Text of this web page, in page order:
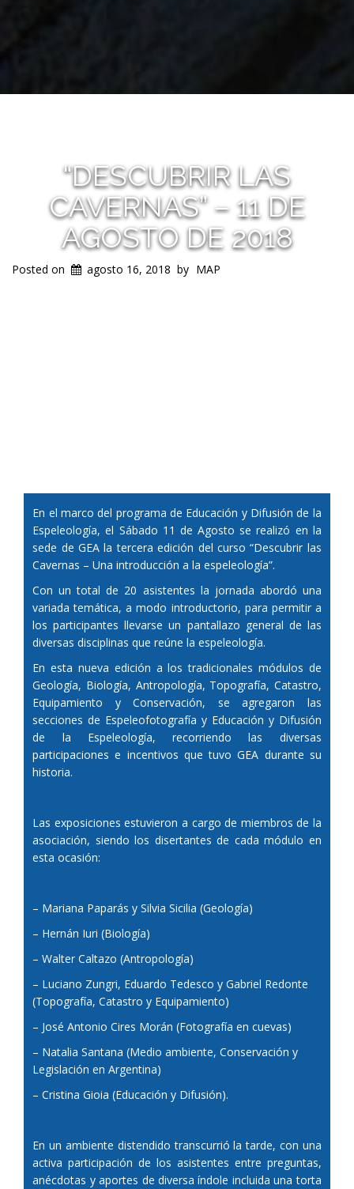
“DESCUBRIR LAS
CAVERNAS” – 11 DE
AGOSTO DE 2018
Posted on agosto 16, 2018 by MAP
En el marco del programa de Educación y Difusión de la
Espeleología, el Sábado 11 de Agosto se realizó en la
sede de GEA la tercera edición del curso “Descubrir las
Cavernas – Una introducción a la espeleología”.
Con un total de 20 asistentes la jornada abordó una
variada temática, a modo introductorio, para permitir a
los participantes llevarse un pantallazo general de las
diversas disciplinas que reúne la espeleología.
En esta nueva edición a los tradicionales módulos de
Geología, Biología, Antropología, Topografía, Catastro,
Equipamiento y Conservación, se agregaron las
secciones de Espeleofotografía y Educación y Difusión
de la Espeleología, recorriendo las diversas
participaciones e incentivos que tuvo GEA durante su
historia.
Las exposiciones estuvieron a cargo de miembros de la
asociación, siendo los disertantes de cada módulo en
esta ocasión:
– Mariana Paparás y Silvia Sicilia (Geología)
– Hernán Iuri (Biología)
– Walter Caltazo (Antropología)
– Luciano Zungri, Eduardo Tedesco y Gabriel Redonte
(Topografía, Catastro y Equipamiento)
– José Antonio Cires Morán (Fotografía en cuevas)
– Natalia Santana (Medio ambiente, Conservación y
Legislación en Argentina)
– Cristina Gioia (Educación y Difusión).
En un ambiente distendido transcurrió la tarde, con una
activa participación de los asistentes entre preguntas,
anécdotas y aportes de diversa índole incluida una torta